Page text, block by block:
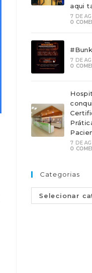
aqui
7 DE
0
7 DE
0
7 DE
0
Categorias
Selecionar